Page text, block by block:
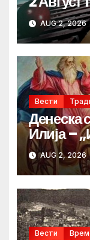
AUG 2, 2026
Вести
Денеска
Илија –
AUG 2, 2026
Вести